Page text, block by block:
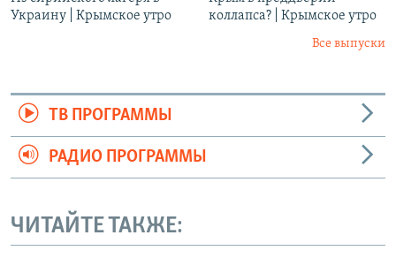
Украину | Крымское утро
коллапса? | Крымское утро
Все выпуски
ТВ ПРОГРАММЫ
РАДИО ПРОГРАММЫ
ЧИТАЙТЕ ТАКЖЕ: